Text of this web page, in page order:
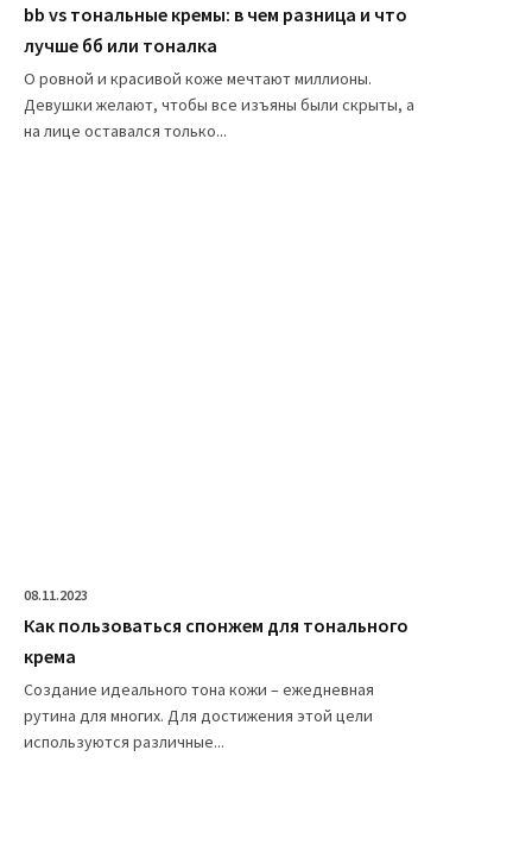
bb vs тональные кремы: в чем разница и что
лучше бб или тоналка
О ровной и красивой коже мечтают миллионы.
Девушки желают, чтобы все изъяны были скрыты, а
на лице оставался только...
08.11.2023
Как пользоваться спонжем для тонального
крема
Создание идеального тона кожи – ежедневная
рутина для многих. Для достижения этой цели
используются различные...